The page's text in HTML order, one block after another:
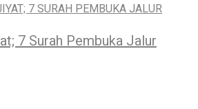
7 Surah Pembuka Jalur